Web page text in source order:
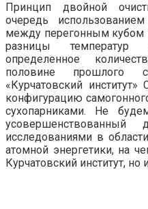
Принцип двойной
очередь
между перегонным кубом
разницы температур
определенное
половине прошлого
«Курчатовский
конфигурацию
сухопарниками. Не
усовершенствованный
исследованиями в
атомной энергетики, на
Курчатовский институт,